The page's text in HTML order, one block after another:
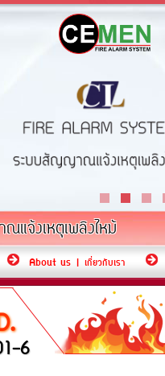
จ้งเหตุเพลิงไหม้
About us | เกี่ยวกับเรา
6